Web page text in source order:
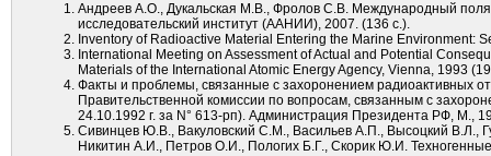
Андреев А.О., Дукальская М.В., Фролов С.В. Международный
исследовательский институт (ААНИИ), 2007. (136 с.).
Inventory of Radioactive Material Entering the Marine Environment:
International Meeting on Assessment of Actual and Potential
Materials of the International Atomic Energy Agency, Vienna, 1993
Факты и проблемы, связанные с захоронением радиоактивных
Правительственной комиссии по вопросам, связанным с
24.10.1992 г. за N° 613-рп). Администрация Президента РФ, М.,
Сивинцев Ю.В., Вакуловский С.М., Васильев А.П., Высоцкий В.Л.,
Никитин А.И., Петров О.И., Пологих Б.Г., Скорик Ю.И.